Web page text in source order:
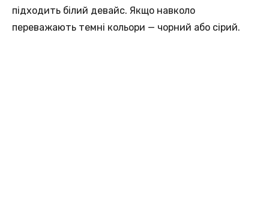
підходить білий девайс. Якщо навколо
переважають темні кольори — чорний або сірий.